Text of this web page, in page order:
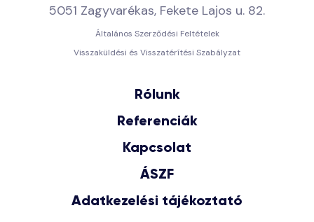
5051 Zagyvarékas, Fekete Lajos u. 82.
Általános Szerződési Feltételek
Visszaküldési és Visszatérítési Szabályzat
Rólunk
Referenciák
Kapcsolat
ÁSZF
Adatkezelési tájékoztató